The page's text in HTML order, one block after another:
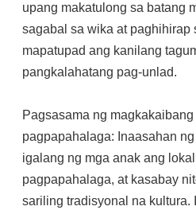
upang makatulong sa batang
sagabal sa wika at paghihirap
mapatupad ang kanilang
pangkalahatang pag-unlad.
Pagsasama ng
pagpapahalaga: Inaasahan
igalang ng mga anak ang
pagpapahalaga, at kasabay
sariling tradisyonal na